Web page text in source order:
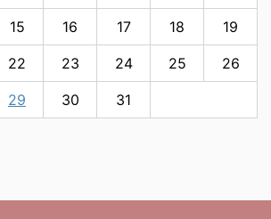
15 16 17 18 19
22 23 24 25 26
29 30
31